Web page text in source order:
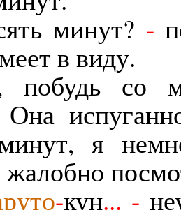
минут? -
в виду.
побудь со
я
-кун... -